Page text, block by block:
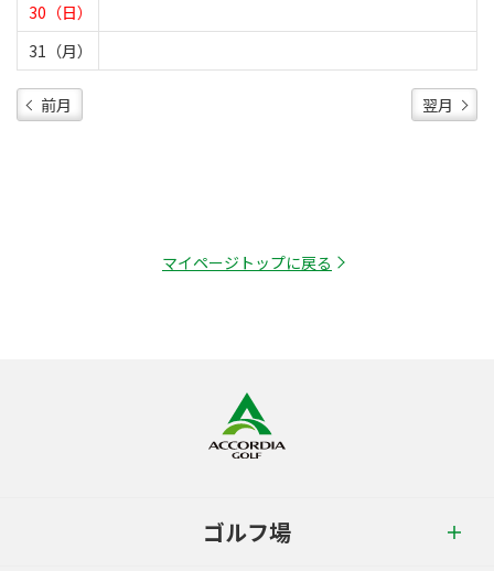
30（日）
31（月）
前月 翌月
マイページトップに戻る
ゴルフ場